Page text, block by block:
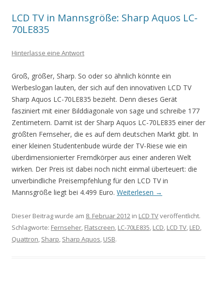
LCD TV in Mannsgröße: Sharp Aquos LC-
70LE835
Hinterlasse eine Antwort
Groß, größer, Sharp. So oder so ähnlich könnte ein
Werbeslogan lauten, der sich auf den innovativen LCD TV
Sharp Aquos LC-70LE835 bezieht. Denn dieses Gerät
fasziniert mit einer Bilddiagonale von sage und schreibe 177
Zentimetern. Damit ist der Sharp Aquos LC-70LE835 einer der
größten Fernseher, die es auf dem deutschen Markt gibt. In
einer kleinen Studentenbude würde der TV-Riese wie ein
überdimensionierter Fremdkörper aus einer anderen Welt
wirken. Der Preis ist dabei noch nicht einmal überteuert: die
unverbindliche Preisempfehlung für den LCD TV in
Mannsgröße liegt bei 4.499 Euro. Weiterlesen →
Dieser Beitrag wurde am 8. Februar 2012 in LCD TVveröffentlicht.
Schlagworte: Fernseher, Flatscreen, LC-70LE835, LCD, LCD TV, LED,
Quattron, Sharp, Sharp Aquos, USB.